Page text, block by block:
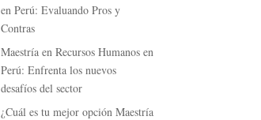
en Perú: Evaluando Pros y
Contras
Maestría en Recursos Humanos en
Perú: Enfrenta los nuevos
desafíos del sector
¿Cuál es tu mejor opción Maestría